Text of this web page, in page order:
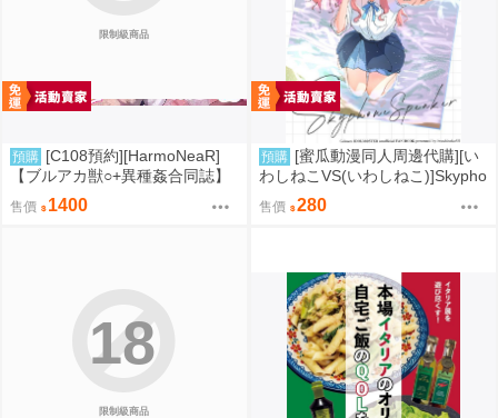
限制級商品
預購 [C108預約][HarmoNeaR]
【ブルアカ獣○+異種姦合同誌】
Sow do on me! vol.3 蔚藍檔案
同人誌040031332357
售價 1400
預購 [蜜瓜動漫同人周邊代購][い
わしねこVS(いわしねこ)]Skypho
ne Speaker(學園偶像大師)(同人
誌)
售價 280
限制級商品
18